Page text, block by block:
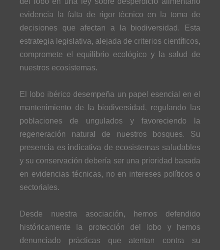
evidencia la falta de rigor técnico en la toma de
decisiones que afectan a la biodiversidad. Esta
estrategia legislativa, alejada de criterios científicos,
compromete el equilibrio ecológico y la salud de
nuestros ecosistemas.
El lobo ibérico desempeña un papel esencial en el
mantenimiento de la biodiversidad, regulando las
poblaciones de ungulados y favoreciendo la
regeneración natural de nuestros bosques. Su
presencia es indicativa de ecosistemas saludables
y su conservación debería ser una prioridad basada
en evidencias técnicas, no en intereses políticos o
sectoriales.
Desde nuestra asociación, hemos defendido
históricamente la protección del lobo y hemos
denunciado prácticas que atentan contra su